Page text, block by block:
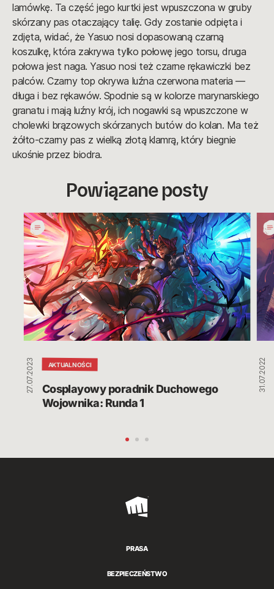
lamówkę. Ta część jego kurtki jest wpuszczona w gruby
skórzany pas otaczający talię. Gdy zostanie odpięta i
zdjęta, widać, że Yasuo nosi dopasowaną czarną
koszulkę, która zakrywa tylko połowę jego torsu, druga
połowa jest naga. Yasuo nosi też czarne rękawiczki bez
palców. Czarny top okrywa luźna czerwona materia —
długa i bez rękawów. Spodnie są w kolorze marynarskiego
granatu i mają luźny krój, ich nogawki są wpuszczone w
cholewki brązowych skórzanych butów do kolan. Ma też
żółto-czarny pas z wielką złotą klamrą, który biegnie
ukośnie przez biodra.
Powiązane posty
Cosplayowy
poradnik
Duchowego
Wojownika:
Runda
1
AKTUALNOŚCI
Cosplayowy poradnik Duchowego
Wojownika: Runda 1
27.07.2023
2
31.07.2022
Riot
PRASA
BEZPIECZEŃSTWO